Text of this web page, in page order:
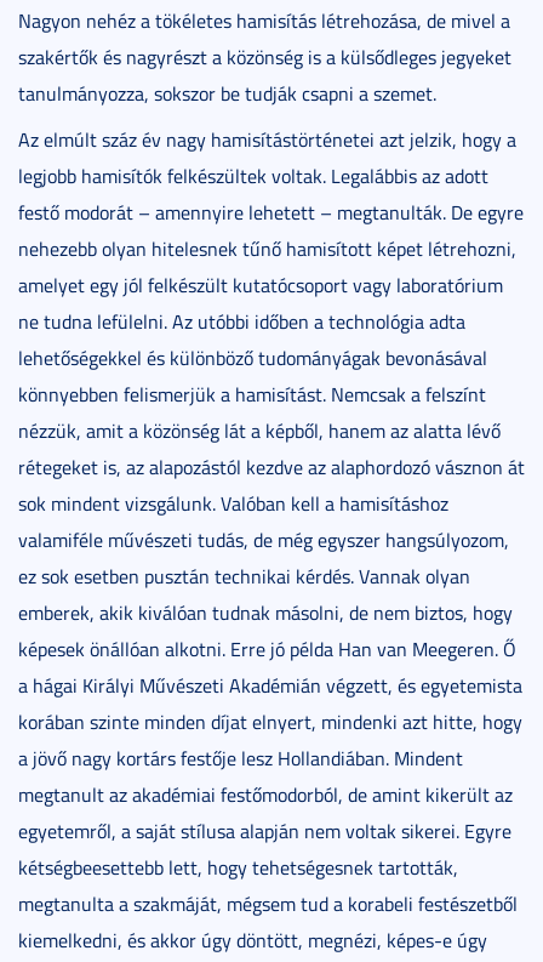
Nagyon nehéz a tökéletes hamisítás létrehozása, de mivel a
szakértők és nagyrészt a közönség is a külsődleges jegyeket
tanulmányozza, sokszor be tudják csapni a szemet.
Az elmúlt száz év nagy hamisítástörténetei azt jelzik, hogy a
legjobb hamisítók felkészültek voltak. Legalábbis az adott
festő modorát – amennyire lehetett – megtanulták. De egyre
nehezebb olyan hitelesnek tűnő hamisított képet létrehozni,
amelyet egy jól felkészült kutatócsoport vagy laboratórium
ne tudna lefülelni. Az utóbbi időben a technológia adta
lehetőségekkel és különböző tudományágak bevonásával
könnyebben felismerjük a hamisítást. Nemcsak a felszínt
nézzük, amit a közönség lát a képből, hanem az alatta lévő
rétegeket is, az alapozástól kezdve az alaphordozó vásznon át
sok mindent vizsgálunk. Valóban kell a hamisításhoz
valamiféle művészeti tudás, de még egyszer hangsúlyozom,
ez sok esetben pusztán technikai kérdés. Vannak olyan
emberek, akik kiválóan tudnak másolni, de nem biztos, hogy
képesek önállóan alkotni. Erre jó példa Han van Meegeren. Ő
a hágai Királyi Művészeti Akadémián végzett, és egyetemista
korában szinte minden díjat elnyert, mindenki azt hitte, hogy
a jövő nagy kortárs festője lesz Hollandiában. Mindent
megtanult az akadémiai festőmodorból, de amint kikerült az
egyetemről, a saját stílusa alapján nem voltak sikerei. Egyre
kétségbeesettebb lett, hogy tehetségesnek tartották,
megtanulta a szakmáját, mégsem tud a korabeli festészetből
kiemelkedni, és akkor úgy döntött, megnézi, képes-e úgy